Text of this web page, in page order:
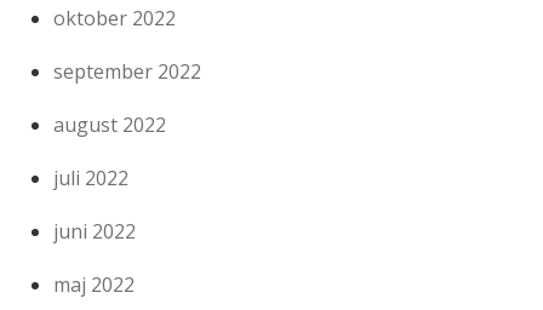
oktober 2022
september 2022
august 2022
juli 2022
juni 2022
maj 2022